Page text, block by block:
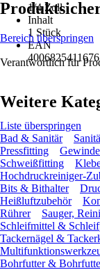
1/4 Zoll
Inhalt
1 Stück
EAN
4006825411676
Bereich überspringen
Verantwortlich für
Weitere
Liste überspringen
Bad & Sanitär
Pressfitting
Schweißfitting
Hochdruckreiniger-
Bits & Bithalter
Heißluftzubehör
Rührer
Sauger,
Schleifmittel &
Tackernägel &
Bohrfutter &